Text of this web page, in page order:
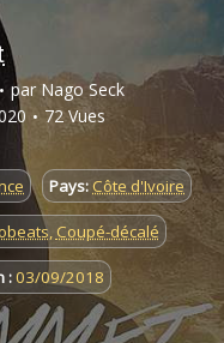
par Nago Seck
72 Vues
Pays:Côte d'Ivoire
, Coupé-décalé
:03/09/2018